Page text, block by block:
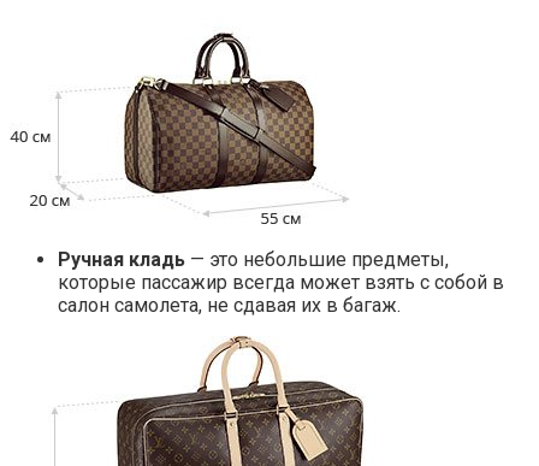
Ручная кладь — это небольшие предметы,
которые пассажир всегда может взять с собой в
салон самолета, не сдавая их в багаж.